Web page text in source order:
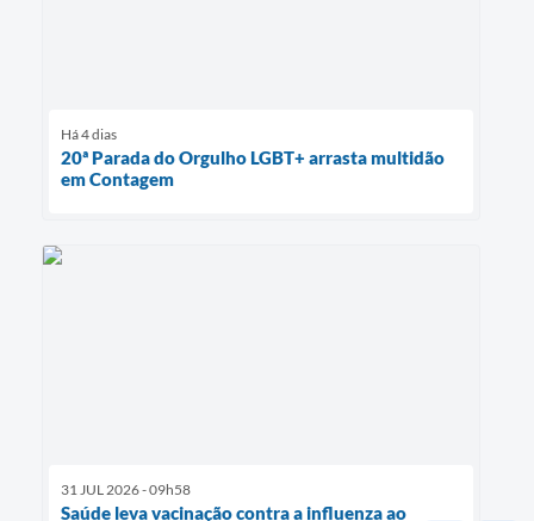
Há 4 dias
20ª Parada do Orgulho LGBT+ arrasta multidão
em Contagem
31 JUL 2026 - 09h58
Saúde leva vacinação contra a influenza ao